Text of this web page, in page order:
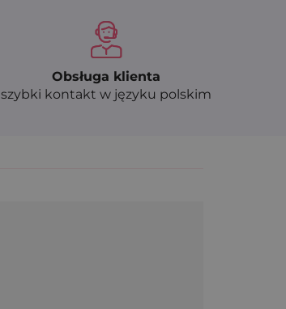
Obsługa klienta
szybki kontakt w języku polskim